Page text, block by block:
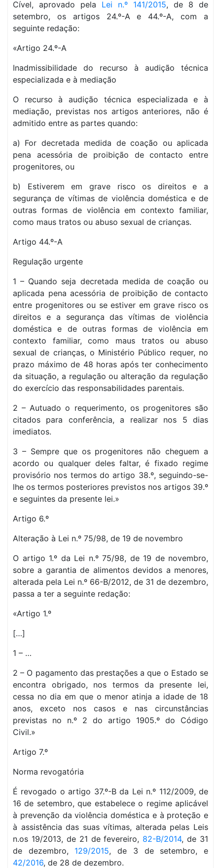
Cível, aprovado pela Lei n.º 141/2015, de 8 de
setembro, os artigos 24.º-A e 44.º-A, com a
seguinte redação:
«Artigo 24.º-A
Inadmissibilidade do recurso à audição técnica
especializada e à mediação
O recurso à audição técnica especializada e à
mediação, previstas nos artigos anteriores, não é
admitido entre as partes quando:
a) For decretada medida de coação ou aplicada
pena acessória de proibição de contacto entre
progenitores, ou
b) Estiverem em grave risco os direitos e a
segurança de vítimas de violência doméstica e de
outras formas de violência em contexto familiar,
como maus tratos ou abuso sexual de crianças.
Artigo 44.º-A
Regulação urgente
1 – Quando seja decretada medida de coação ou
aplicada pena acessória de proibição de contacto
entre progenitores ou se estiver em grave risco os
direitos e a segurança das vítimas de violência
doméstica e de outras formas de violência em
contexto familiar, como maus tratos ou abuso
sexual de crianças, o Ministério Público requer, no
prazo máximo de 48 horas após ter conhecimento
da situação, a regulação ou alteração da regulação
do exercício das responsabilidades parentais.
2 – Autuado o requerimento, os progenitores são
citados para conferência, a realizar nos 5 dias
imediatos.
3 – Sempre que os progenitores não cheguem a
acordo ou qualquer deles faltar, é fixado regime
provisório nos termos do artigo 38.º, seguindo-se-
lhe os termos posteriores previstos nos artigos 39.º
e seguintes da presente lei.»
Artigo 6.º
Alteração à Lei n.º 75/98, de 19 de novembro
O artigo 1.º da Lei n.º 75/98, de 19 de novembro,
sobre a garantia de alimentos devidos a menores,
alterada pela Lei n.º 66-B/2012, de 31 de dezembro,
passa a ter a seguinte redação:
«Artigo 1.º
[…]
1 – …
2 – O pagamento das prestações a que o Estado se
encontra obrigado, nos termos da presente lei,
cessa no dia em que o menor atinja a idade de 18
anos, exceto nos casos e nas circunstâncias
previstas no n.º 2 do artigo 1905.º do Código
Civil.»
Artigo 7.º
Norma revogatória
É revogado o artigo 37.º-B da Lei n.º 112/2009, de
16 de setembro, que estabelece o regime aplicável
à prevenção da violência doméstica e à proteção e
à assistência das suas vítimas, alterada pelas Leis
n.os 19/2013, de 21 de fevereiro, 82-B/2014, de 31
de dezembro, 129/2015, de 3 de setembro, e
42/2016, de 28 de dezembro.